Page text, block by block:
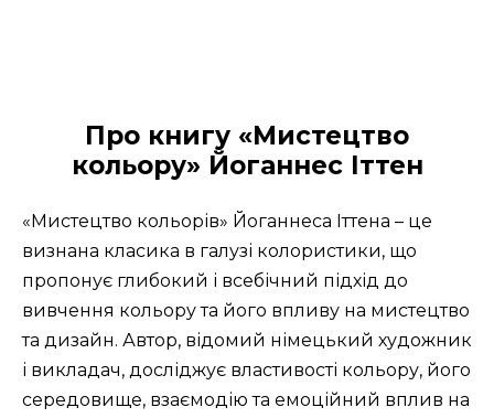
Про книгу «Мистецтво
кольору» Йоганнес Іттен
«Мистецтво кольорів» Йоганнеса Іттена – це
визнана класика в галузі колористики, що
пропонує глибокий і всебічний підхід до
вивчення кольору та його впливу на мистецтво
та дизайн. Автор, відомий німецький художник
і викладач, досліджує властивості кольору, його
середовище, взаємодію та емоційний вплив на